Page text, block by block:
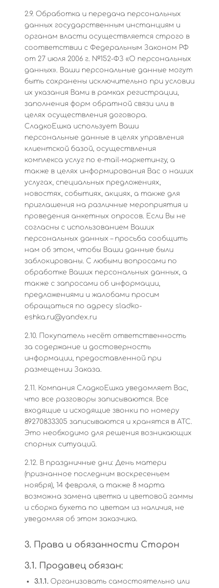
2.9. Обработка и передача персональных
данных государственным инстанциям и
органам власти осуществляется строго в
соответствии с Федеральным Законом РФ
от 27 июля 2006 г. №152-ФЗ «О персональных
данных». Ваши персональные данные могут
быть сохранены исключительно при условии
их указания Вами в рамках регистрации,
заполнения форм обратной связи или в
целях осуществления договора.
СладкоЕшка использует Ваши
персональные данные в целях управления
клиентской базой, осуществления
комплекса услуг по e-mail-маркетингу, а
также в целях информирования Вас о наших
услугах, специальных предложениях,
новостях, событиях, акциях, а также для
приглашения на различные мероприятия и
проведения анкетных опросов. Если Вы не
согласны с использованием Ваших
персональных данных – просьба сообщить
нам об этом, чтобы Ваши данные были
заблокированы. С любыми вопросами по
обработке Ваших персональных данных, а
также с запросами об информации,
предложениями и жалобами просим
обращаться по адресу sladko-
eshka.ru@yandex.ru
2.10. Покупатель несёт ответственность
за содержание и достоверность
информации, предоставленной при
размещении Заказа.
2.11. Компания СладкоЕшка уведомляет Вас,
что все разговоры записываются. Все
входящие и исходящие звонки по номеру
89270833305 записываются и хранятся в АТС.
Это необходимо для решения возникающих
спорных ситуаций.
2.12. В праздничные дни: День матери
(признанное последним воскресеньем
ноября), 14 февраля, а также 8 марта
возможна замена цветка и цветовой гаммы
и сборка букета по цветам из наличия, не
уведомляя об этом заказчика.
3. Права и обязанности Сторон
3.1. Продавец обязан:
3.1.1. Организовать самостоятельно или